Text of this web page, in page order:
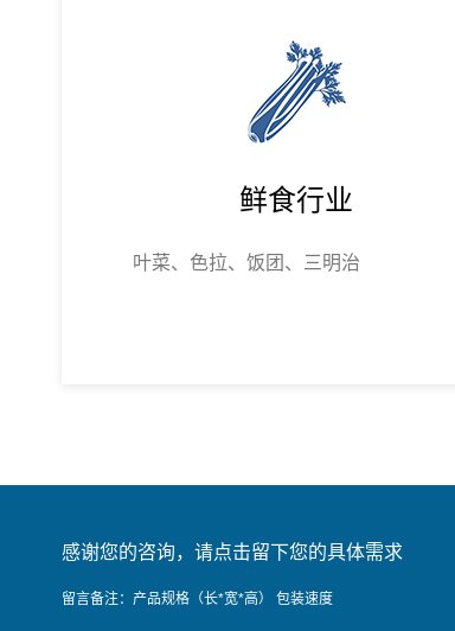
鲜食行业
叶菜、色拉、饭团、三明治
感谢您的咨询，请点击留下您的具体需求
留言备注：产品规格（长*宽*高） 包装速度